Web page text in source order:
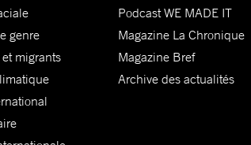
genre
migrants
Podcast WE MADE IT
Magazine La Chronique
Magazine Bref
Archive des actualités